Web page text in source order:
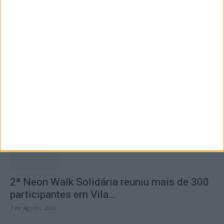
2ª Neon Walk Solidária reuniu mais de 300
participantes em Vila...
7 de Agosto, 2026